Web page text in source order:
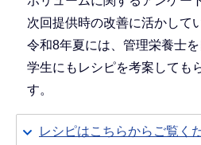
次回提供時の改善に活かして
令和8年夏には、管理栄養士
学生にもレシピを考案しても
す。
レシピはこちらからご覧く